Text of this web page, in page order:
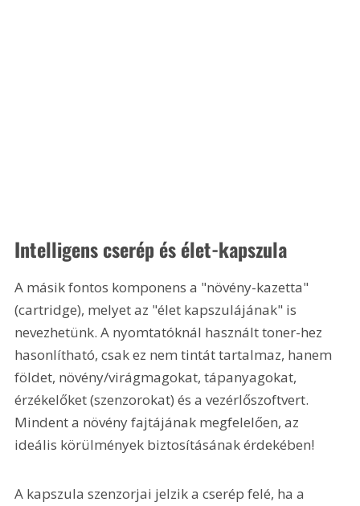
Intelligens cserép és élet-kapszula
A másik fontos komponens a "növény-kazetta"
(cartridge), melyet az "élet kapszulájának" is
nevezhetünk. A nyomtatóknál használt toner-hez
hasonlítható, csak ez nem tintát tartalmaz, hanem
földet, növény/virágmagokat, tápanyagokat,
érzékelőket (szenzorokat) és a vezérlőszoftvert.
Mindent a növény fajtájának megfelelően, az
ideális körülmények biztosításának érdekében!
A kapszula szenzorjai jelzik a cserép felé, ha a